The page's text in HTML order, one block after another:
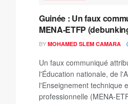
Guinée : Un faux
MENA-ETFP
BY MOHAMED SLEM CAMARA
Un faux communiqué
l'Éducation nationale, de
l'Enseignement technique
professionnelle (MENA-